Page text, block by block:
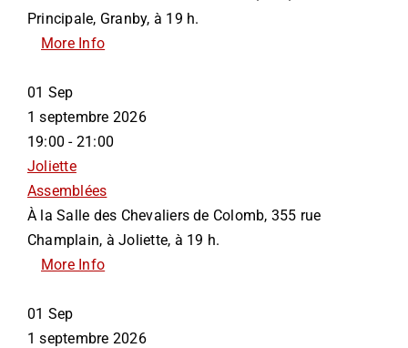
Principale, Granby, à 19 h.
More Info
01 Sep
1 septembre 2026
19:00 - 21:00
Joliette
Assemblées
À la Salle des Chevaliers de Colomb, 355 rue
Champlain, à Joliette, à 19 h.
More Info
01 Sep
1 septembre 2026